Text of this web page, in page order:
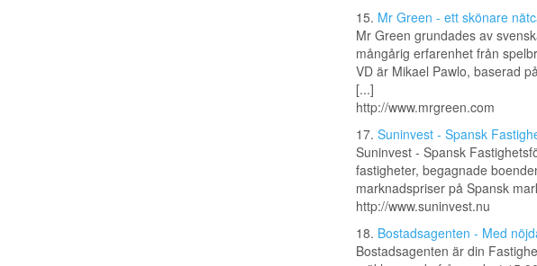
15. Mr Green - ett skönare
Mr Green grundades av
mångårig erfarenhet från
VD är Mikael Pawlo, baserad
[...]
http://www.mrgreen.com
17. Suninvest - Spansk
Suninvest - Spansk
fastigheter, begagnade
marknadspriser på Spansk
http://www.suninvest.nu
18. Bostadsagenten - Med
Bostadsagenten är din